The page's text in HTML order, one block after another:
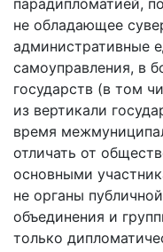
парадипломатией,
не обладающее
административные
самоуправления, в
государств (в том
из вертикали
время
отличать от
основными
не органы
объединения и
только